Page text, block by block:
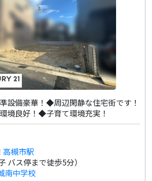
設備豪華！◆周辺閑静な住宅街です！
境良好！◆子育て環境充実！
高槻市駅
バス停まで徒歩5分）
南中学校